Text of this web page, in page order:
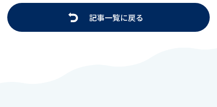
記事一覧に戻る